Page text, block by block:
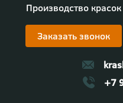
Производство
Заказать звонок
+7